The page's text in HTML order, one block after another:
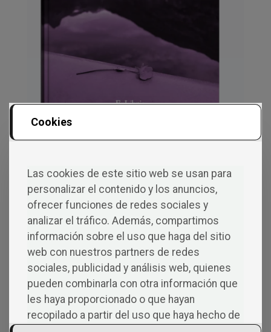
A veces escribo…
Hay libros que se leen de principio a fin; este
también puede abrirse justo por la página
que necesitas.
Reúne frases que hablan sin rodeos de
amor, dudas, rabia, miedo, heridas y
pequeñas formas de seguir adelante.
No busca dar lecciones ni sonar perfecto, va
directo a esas cosas que pensamos mucho y
decimos poco.
Un libro para subrayar, regalar, releer a
Cookies
Las cookies de este sitio web se usan para
personalizar el contenido y los anuncios,
ofrecer funciones de redes sociales y
analizar el tráfico. Además, compartimos
información sobre el uso que haga del sitio
web con nuestros partners de redes
sociales, publicidad y análisis web, quienes
pueden combinarla con otra información que
les haya proporcionado o que hayan
recopilado a partir del uso que haya hecho de